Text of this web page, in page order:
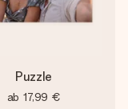
Puzzle
ab 17,99 €